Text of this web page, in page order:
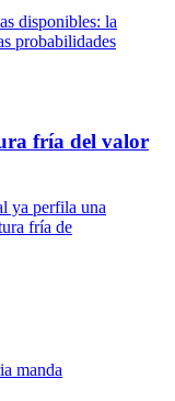
disponibles: la
probabilidades
fría del valor
ya perfila una
fría de
manda